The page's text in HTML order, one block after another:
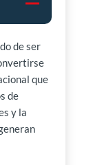
de ser
que
de
y la